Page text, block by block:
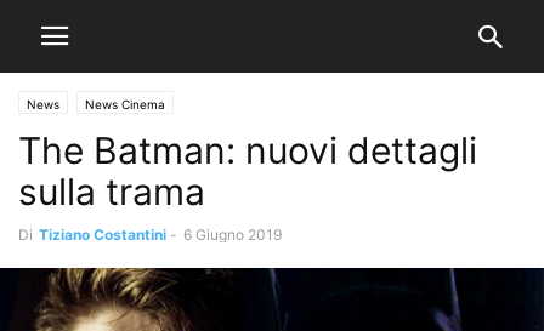
News News Cinema
The Batman: nuovi dettagli
sulla trama
Di Tiziano Costantini - 6 Giugno 2019